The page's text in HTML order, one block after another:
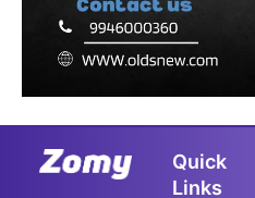
Quick
Links